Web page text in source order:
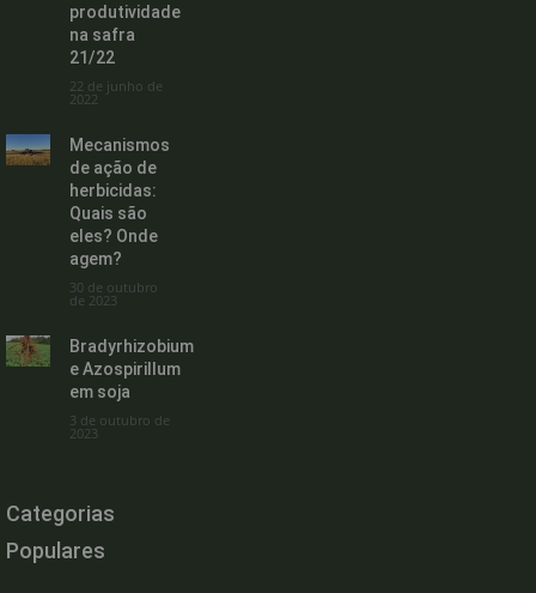
produtividade
na safra
21/22
22 de junho de
2022
Mecanismos
de ação de
herbicidas:
Quais são
eles? Onde
agem?
30 de outubro
de 2023
Bradyrhizobium
e Azospirillum
em soja
3 de outubro de
2023
Categorias
Populares